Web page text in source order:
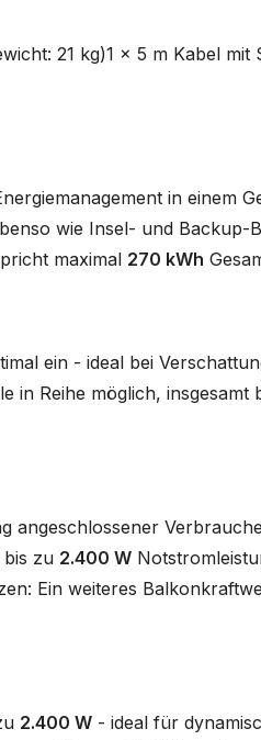
21 kg)1 x 5 m Kabel mit
in einem
wie Insel- und Backup-
maximal 270 kWh
ein - ideal bei
Reihe möglich,
angeschlossener
zu 2.400 W
Ein weiteres
2.400 W - ideal für